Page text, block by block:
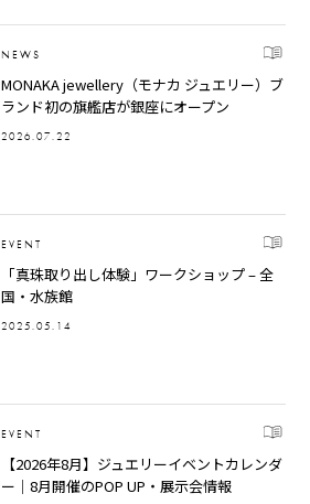
NEWS
MONAKA jewellery（モナカ ジュエリー）ブ
ランド初の旗艦店が銀座にオープン
2026.07.22
EVENT
「真珠取り出し体験」ワークショップ – 全
国・水族館
2025.05.14
EVENT
【2026年8月】ジュエリーイベントカレンダ
ー｜8月開催のPOP UP・展示会情報